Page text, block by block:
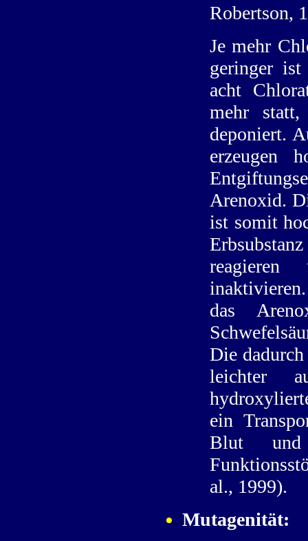
Robertson,
Je mehr
geringer
acht
mehr
deponiert.
erzeugen
Arenoxid.
ist somit
reagieren
das
Die
leichter
ein
Blut und
al., 1999).
Mutagenität: